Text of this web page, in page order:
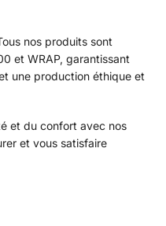
nos produits sont
et WRAP, garantissant
une production éthique et
et du confort avec nos
et vous satisfaire